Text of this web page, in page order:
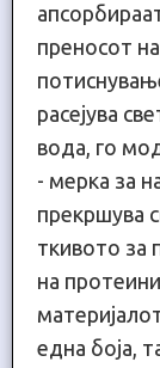
преносот
расејува
вода, го
- мерка за
прекршува
ткивото за
на
една боја,